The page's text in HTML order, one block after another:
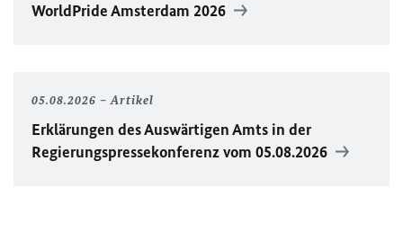
WorldPrideAmsterdam 2026
05.08.2026 Artikel
Erklärungen des Auswärtigen Amts in der
Regierungspressekonferenz vom 05.08.2026